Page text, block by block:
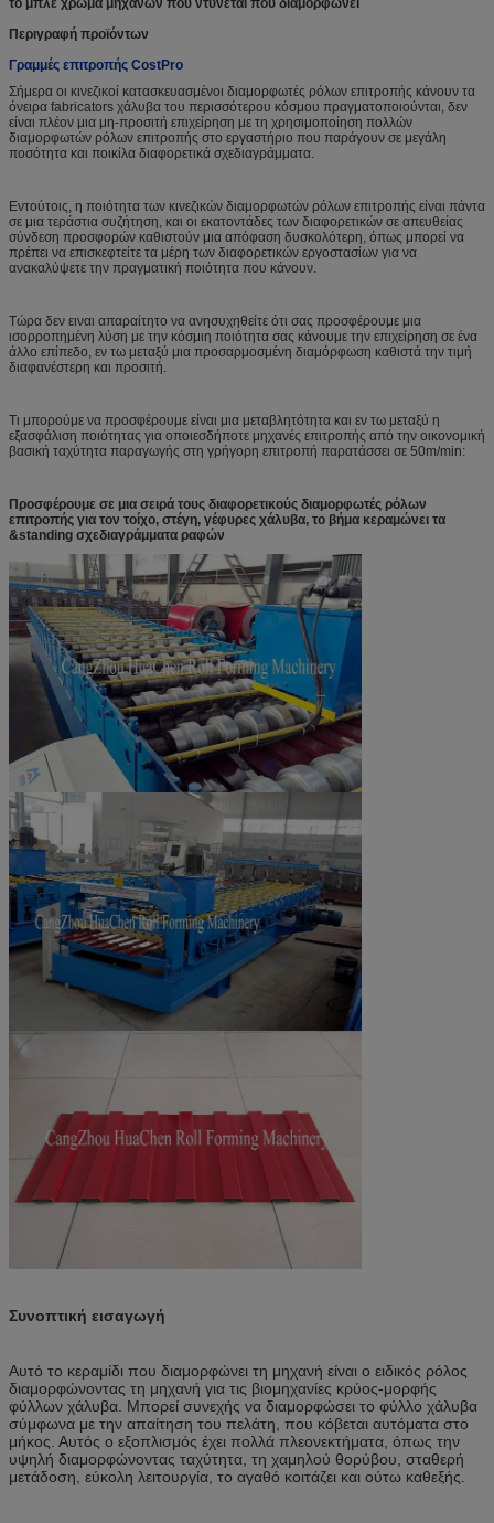
το μπλε χρώμα μηχανών που ντύνεται που διαμορφώνει
Περιγραφή προϊόντων
Γραμμές επιτροπής CostPro
Σήμερα οι κινεζικοί κατασκευασμένοι διαμορφωτές ρόλων επιτροπής κάνουν τα
όνειρα fabricators χάλυβα του περισσότερου κόσμου πραγματοποιούνται, δεν
είναι πλέον μια μη-προσιτή επιχείρηση με τη χρησιμοποίηση πολλών
διαμορφωτών ρόλων επιτροπής στο εργαστήριο που παράγουν σε μεγάλη
ποσότητα και ποικίλα διαφορετικά σχεδιαγράμματα.
Εντούτοις, η ποιότητα των κινεζικών διαμορφωτών ρόλων επιτροπής είναι πάντα
σε μια τεράστια συζήτηση, και οι εκατοντάδες των διαφορετικών σε απευθείας
σύνδεση προσφορών καθιστούν μια απόφαση δυσκολότερη, όπως μπορεί να
πρέπει να επισκεφτείτε τα μέρη των διαφορετικών εργοστασίων για να
ανακαλύψετε την πραγματική ποιότητα που κάνουν.
Τώρα δεν ειναι απαραίτητο να ανησυχηθείτε ότι σας προσφέρουμε μια
ισορροπημένη λύση με την κόσμιη ποιότητα σας κάνουμε την επιχείρηση σε ένα
άλλο επίπεδο, εν τω μεταξύ μια προσαρμοσμένη διαμόρφωση καθιστά την τιμή
διαφανέστερη και προσιτή.
Τι μπορούμε να προσφέρουμε είναι μια μεταβλητότητα και εν τω μεταξύ η
εξασφάλιση ποιότητας για οποιεσδήποτε μηχανές επιτροπής από την οικονομική
βασική ταχύτητα παραγωγής στη γρήγορη επιτροπή παρατάσσει σε 50m/min:
Προσφέρουμε σε μια σειρά τους διαφορετικούς διαμορφωτές ρόλων
επιτροπής για τον τοίχο, στέγη, γέφυρες χάλυβα, το βήμα κεραμώνει τα
&standing σχεδιαγράμματα ραφών
Συνοπτική εισαγωγή
Αυτό το κεραμίδι που διαμορφώνει τη μηχανή είναι ο ειδικός ρόλος
διαμορφώνοντας τη μηχανή για τις βιομηχανίες κρύος-μορφής
φύλλων χάλυβα. Μπορεί συνεχής να διαμορφώσει το φύλλο χάλυβα
σύμφωνα με την απαίτηση του πελάτη, που κόβεται αυτόματα στο
μήκος. Αυτός ο εξοπλισμός έχει πολλά πλεονεκτήματα, όπως την
υψηλή διαμορφώνοντας ταχύτητα, τη χαμηλού θορύβου, σταθερή
μετάδοση, εύκολη λειτουργία, το αγαθό κοιτάζει και ούτω καθεξής.